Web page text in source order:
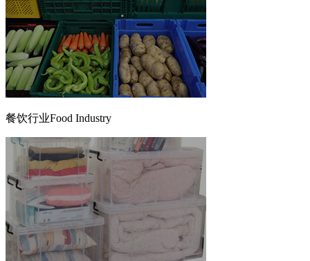
餐饮行业Food Industry